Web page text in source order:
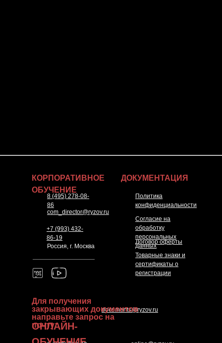
documents@ryzov.ru
Политика
конфиденциальности
Согласие на
обработку
персональных
данных
8 (495) 278-08-
86
Договор оферты
Россия, г. Москва
Товарные знаки и
сертификаты о
регистрации
ОНЛАЙН-
com_director@ryzov.ru
КОРПОРАТИВНОЕ
ОБУЧЕНИЕ
ДОКУМЕНТАЦИЯ
Для получения
закрывающих документов
направьте запрос на
почту:
+7 (993) 432-
86-19